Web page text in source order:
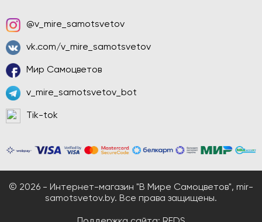
@v_mire_samotsvetov
vk.com/v_mire_samotsvetov
Мир Самоцветов
v_mire_samotsvetov_bot
Tik-tok
© 2026 - Интернет-магазин "В Мире Самоцветов", mir-
samotsvetov.by. Все права защищены.